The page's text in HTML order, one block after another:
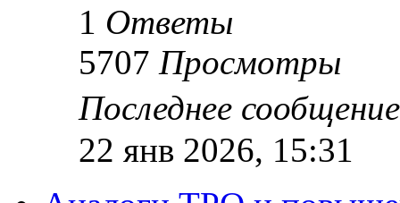
1 Ответы
5707 Просмотры
Последнее
22 янв 2026, 15:31